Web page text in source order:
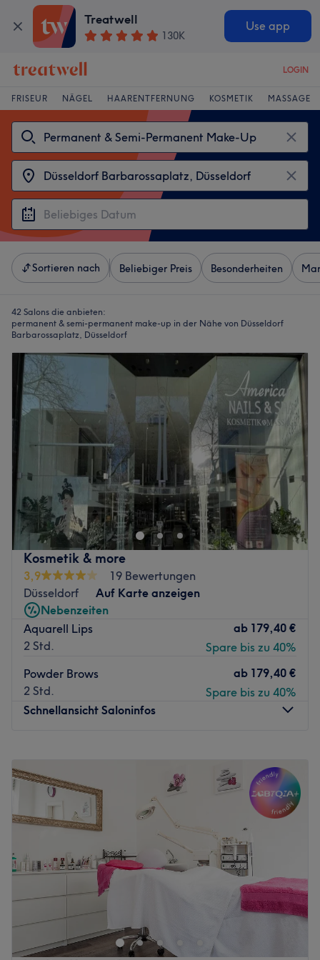
Treatwell
130K
Use app
LOGIN
FRISEUR NÄGEL HAARENTFERNUNG KOSMETIK MASSAGE
Sortieren nach Beliebiger Preis Besonderheiten
42 Salons die anbieten:
permanent & semi-permanent make-up in der Nähe von Düsseldorf
Barbarossaplatz, Düsseldorf
Kosmetik & more
3,9
19 Bewertungen
Düsseldorf
Auf Karte anzeigen
Nebenzeiten
Aquarell Lips
2 Std.
ab 179,40 €
Spare bis zu 40%
Powder Brows
2 Std.
ab 179,40 €
Spare bis zu 40%
Schnellansicht Saloninfos
14:00
18:00
Mittwoch
14:00
18:00
Donnerstag
–18:00
Freitag
18:00
14:00 –
Sonntag
Geschlossen
Bei Kosmetik & Mehr Düsseldorf hier dreht sich alles um
deine Schönheit und dein Wohlbefinden. Mit einer breiten
Palette an Dienstleistungen, die von
Gesichtsbehandlungen bis hin zu Waxing und
dauerhafter Haarentfernung reichen, bietet dir das